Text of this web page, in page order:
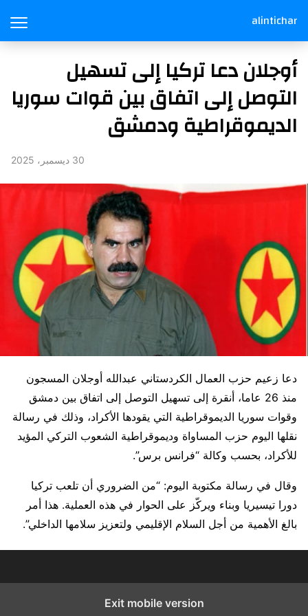
alintichar
أوجلان دعا تركيا إلى تسهيل
التوصل إلى اتفاق بين قوات سوريا
الديموقراطية ودمشق
30 ديسمبر، 2025
دعا زعيم حزب العمال الكردستاني عبدالله أوجلان المسجون
منذ 26 عاما، أنقرة إلى تسهيل التوصل إلى اتفاق بين دمشق
وقوات سوريا الديموقراطية التي يقودها الأكراد، وذلك في رسالة
نقلها اليوم حزب المساواة وديموقراطية الشعوب التركي المؤيد
للأكراد، بحسب وكالة “فرانس برس”.
وقال في رسالة مكتوبة اليوم: “من الضروري أن تلعب تركيا
دورا تيسيريا وبناء ويركّز على الحوار في هذه العملية. هذا أمر
بالغ الأهمية من أجل السلام الإقليمي ولتعزيز سلامها الداخلي”.
Exit mobile version